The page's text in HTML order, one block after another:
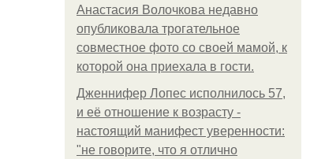
Анастасия Волочкова недавно
опубликовала трогательное
совместное фото со своей мамой, к
которой она приехала в гости.
Дженнифер Лопес исполнилось 57,
и её отношение к возрасту -
настоящий манифест уверенности:
"не говорите, что я отлично